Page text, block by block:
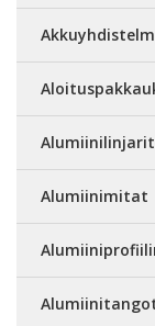
Alumiinilinjarit
Alumiinimitat